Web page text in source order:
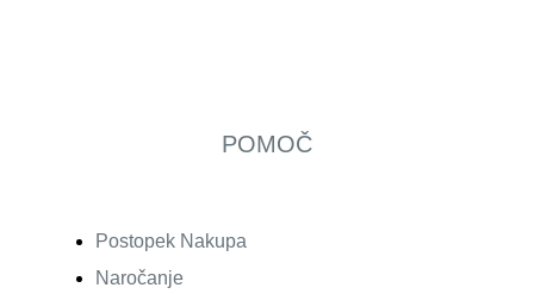
POMOČ
Postopek Nakupa
Naročanje